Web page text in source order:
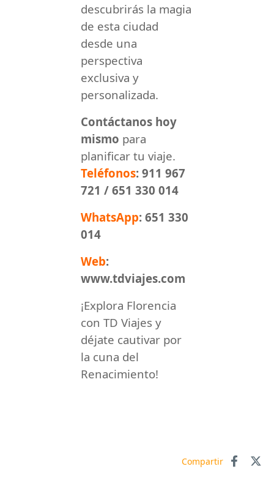
descubrirás la magia
de esta ciudad
desde una
perspectiva
exclusiva y
personalizada.
Contáctanos hoy
mismo para
planificar tu viaje.
Teléfonos: 911 967
721 / 651 330 014
WhatsApp: 651 330
014
Web:
www.tdviajes.com
¡Explora Florencia
con TD Viajes y
déjate cautivar por
la cuna del
Renacimiento!
Compartir